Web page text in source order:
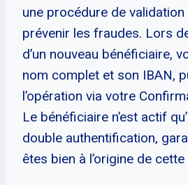
une procédure de
prévenir les fraudes. Lors
d’un nouveau bénéficiaire,
nom complet et son IBAN,
l’opération via votre
Le bénéficiaire n’est actif
double authentification,
êtes bien à l’origine de